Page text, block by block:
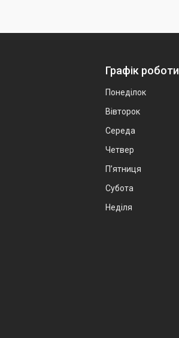
Графік роботи
Понеділок
Вівторок
Середа
Четвер
Пʼятниця
Субота
Неділя